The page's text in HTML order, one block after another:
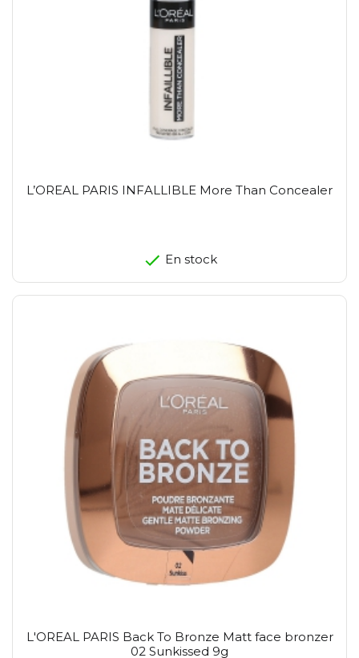
L’OREAL PARIS INFALLIBLE More Than Concealer
En stock
L'OREAL PARIS Back To Bronze Matt face bronzer
02 Sunkissed 9g